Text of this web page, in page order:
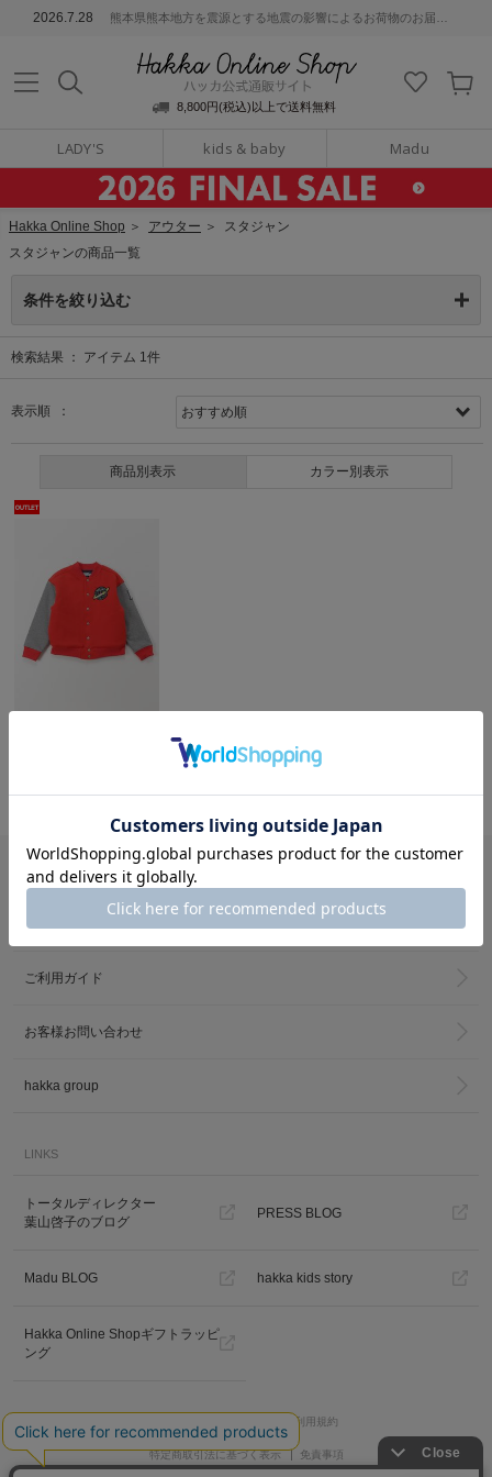
2026.7.28 熊本県熊本地方を震源とする地震の影響によるお荷物のお届けについて
8,800円(税込)以上で送料無料
LADY'S kids & baby Madu
通販サイト
Hakka Online Shop ＞ アウター ＞ スタジャン
スタジャンの商品一覧
条件を絞り込む
検索結果 ： アイテム 1件
表示順 ：
商品別表示 カラー別表示
7,876円(税込)～
ガイド・その他
メルマガ登録
ご利用ガイド
お客様お問い合わせ
hakka group
LINKS
トータルディレクター
葉山啓子のブログ
PRESS BLOG
Madu BLOG hakka kids story
Hakka Online Shopギフトラッピ
ング
ご利用規約
特定商取引法に基づく表示 免責事項